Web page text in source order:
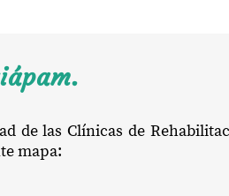
de las Clínicas de
mapa: